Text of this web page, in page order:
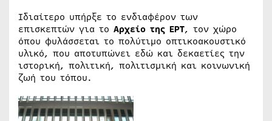
Ιδιαίτερο υπήρξε το ενδιαφέρον των
επισκεπτών για το Αρχείο της ΕΡΤ, τον χώρο
όπου φυλάσσεται το πολύτιμο οπτικοακουστικό
υλικό, που αποτυπώνει εδώ και δεκαετίες την
ιστορική, πολιτική, πολιτισμική και κοινωνική
ζωή του τόπου.